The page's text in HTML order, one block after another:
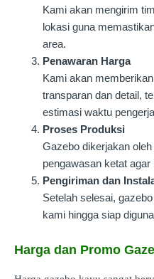
Kami akan mengirim
lokasi guna
area.
Penawaran Harga
Kami akan
transparan dan detail,
estimasi waktu
Proses Produksi
Gazebo dikerjakan
pengawasan ketat
Pengiriman dan
Setelah selesai,
kami hingga siap
Harga dan Promo